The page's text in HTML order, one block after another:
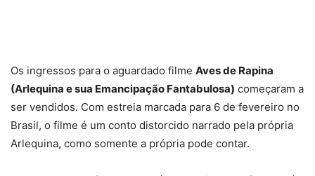
Os ingressos para o aguardado filme Aves de Rapina
(Arlequina e sua Emancipação Fantabulosa) começaram a
ser vendidos. Com estreia marcada para 6 de fevereiro no
Brasil, o filme é um conto distorcido narrado pela própria
Arlequina, como somente a própria pode contar.